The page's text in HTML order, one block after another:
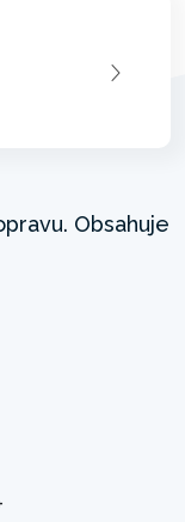
Obsahuje